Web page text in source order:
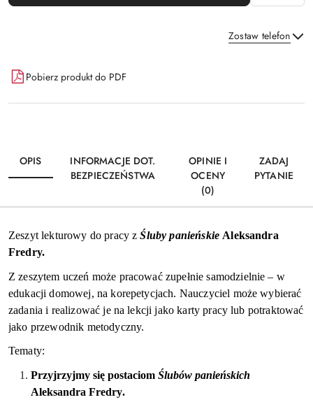
Zostaw telefon
Dostępność
i
dostawa
Pobierz produkt do PDF
OPIS
INFORMACJE DOT.
BEZPIECZEŃSTWA
OPINIE I
OCENY
(0)
ZADAJ
PYTANIE
Zeszyt lekturowy do pracy zŚluby panieńskie Aleksandra
Fredry.
Z zeszytem uczeń może pracować zupełnie samodzielnie – w
edukacji domowej, na korepetycjach. Nauczyciel może wybierać
zadania i realizować je na lekcji jako karty pracy lub potraktować
jako przewodnik metodyczny.
Tematy:
Przyjrzyjmy się postaciom Ślubów panieńskich
Aleksandra Fredry.